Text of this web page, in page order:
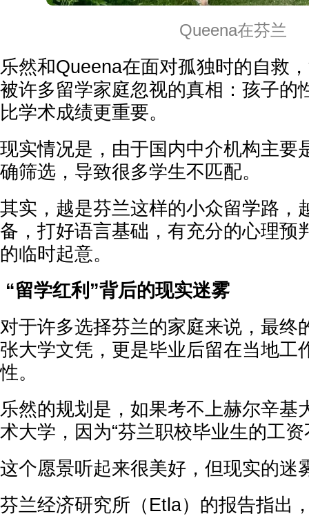
Queena在芬兰
乐然和Queena在面对孤独时的自救
被许多留学家庭忽视的真相：孩子的
比学术成绩更重要。
现实情况是，由于国内中介机构主要
确筛选，导致很多学生不匹配。
其实，越是芬兰这样的小众留学路，
备，打好语言基础，有充分的心理预
的临时起意。
“留学红利”背后的现实迷雾
对于许多选择芬兰的家庭来说，最终
张大学文凭，更是毕业后留在当地工
性。
乐然的规划是，如果考不上赫尔辛基
术大学，因为“芬兰职校毕业生的工资
这个愿景听起来很美好，但现实的迷
芬兰经济研究所（Etla）的报告指出